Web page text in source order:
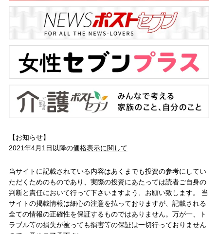
【お知らせ】
2021年4月1日以降の価格表示に関して
当サイトに記載されている内容はあくまでも投資の参考にしてい
ただくためのものであり、実際の投資にあたっては読者ご自身の
判断と責任において行って下さいますよう、お願い致します。 当
サイトの掲載情報は細心の注意を払っておりますが、記載される
全ての情報の正確性を保証するものではありません。万が一、ト
ラブル等の損失が被っても損害等の保証は一切行っておりません